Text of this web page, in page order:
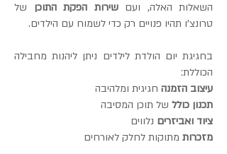
השאלות האלה, ועם שירות הפקת התוכן של
טרונצ'ו תהיו פנויים רק כדי לשמוח עם הילדים.
בחגיגת יום הולדת לילדים ניתן ליהנות מחבילה
הכוללת:
עיצוב הזמנה חגיגית ומלהיבה
תכנון כולל של תוכן המסיבה
ציוד ואביזרים נלווים
מזכרות מתוקות לחלק לאורחים